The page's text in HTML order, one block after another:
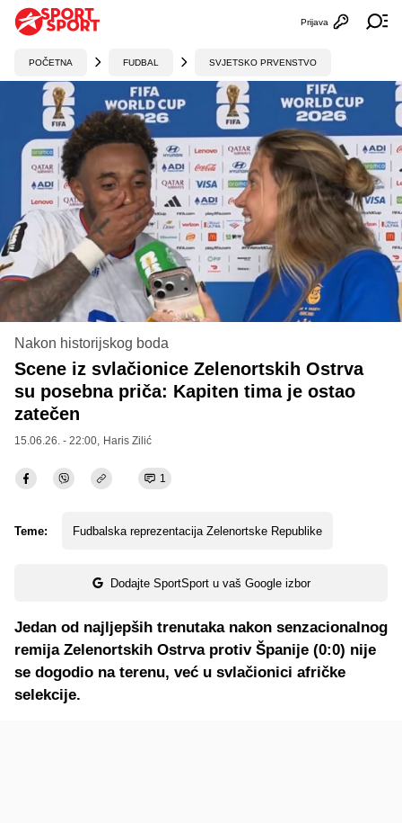
Otvori
Prijava
POČETNA FUDBAL SVJETSKO PRVENSTVO
Nakon historijskog boda
Scene iz svlačionice Zelenortskih Ostrva
su posebna priča: Kapiten tima je ostao
zatečen
15.06.26. - 22:00, Haris Zilić
1
Teme: Fudbalska reprezentacija Zelenortske Republike
Dodajte SportSport u vaš Google izbor
Jedan od najljepših trenutaka nakon senzacionalnog
remija Zelenortskih Ostrva protiv Španije (0:0) nije
se dogodio na terenu, već u svlačionici afričke
selekcije.